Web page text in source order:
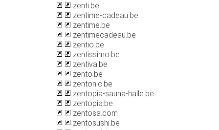
zenti.be
zentime-cadeau.be
zentime.be
zentimecadeau.be
zentio.be
zentissimo.be
zentiva.be
zento.be
zentonic.be
zentopia-sauna-halle.be
zentopia.be
zentosa.com
zentosushi.be